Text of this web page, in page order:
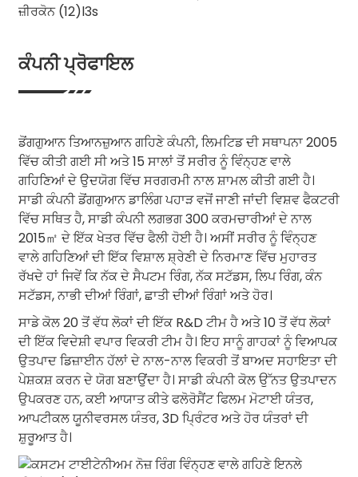
ਕੰਪਨੀ ਪ੍ਰੋਫਾਇਲ
ਡੋਂਗਗੁਆਨ ਤਿਆਨਜ਼ੁਆਨ ਗਹਿਣੇ ਕੰਪਨੀ, ਲਿਮਟਿਡ ਦੀ ਸਥਾਪਨਾ 2005
ਵਿੱਚ ਕੀਤੀ ਗਈ ਸੀ ਅਤੇ 15 ਸਾਲਾਂ ਤੋਂ ਸਰੀਰ ਨੂੰ ਵਿੰਨ੍ਹਣ ਵਾਲੇ
ਗਹਿਣਿਆਂ ਦੇ ਉਦਯੋਗ ਵਿੱਚ ਸਰਗਰਮੀ ਨਾਲ ਸ਼ਾਮਲ ਕੀਤੀ ਗਈ ਹੈ।
ਸਾਡੀ ਕੰਪਨੀ ਡੋਂਗਗੁਆਨ ਡਾਲਿੰਗ ਪਹਾੜ ਵਜੋਂ ਜਾਣੀ ਜਾਂਦੀ ਵਿਸ਼ਵ ਫੈਕਟਰੀ
ਵਿੱਚ ਸਥਿਤ ਹੈ, ਸਾਡੀ ਕੰਪਨੀ ਲਗਭਗ 300 ਕਰਮਚਾਰੀਆਂ ਦੇ ਨਾਲ
2015㎡ ਦੇ ਇੱਕ ਖੇਤਰ ਵਿੱਚ ਫੈਲੀ ਹੋਈ ਹੈ। ਅਸੀਂ ਸਰੀਰ ਨੂੰ ਵਿੰਨ੍ਹਣ
ਵਾਲੇ ਗਹਿਣਿਆਂ ਦੀ ਇੱਕ ਵਿਸ਼ਾਲ ਸ਼੍ਰੇਣੀ ਦੇ ਨਿਰਮਾਣ ਵਿੱਚ ਮੁਹਾਰਤ
ਰੱਖਦੇ ਹਾਂ ਜਿਵੇਂ ਕਿ ਨੱਕ ਦੇ ਸੈਪਟਮ ਰਿੰਗ, ਨੱਕ ਸਟੱਡਸ, ਲਿਪ ਰਿੰਗ, ਕੰਨ
ਸਟੱਡਸ, ਨਾਭੀ ਦੀਆਂ ਰਿੰਗਾਂ, ਛਾਤੀ ਦੀਆਂ ਰਿੰਗਾਂ ਅਤੇ ਹੋਰ।
ਸਾਡੇ ਕੋਲ 20 ਤੋਂ ਵੱਧ ਲੋਕਾਂ ਦੀ ਇੱਕ R&D ਟੀਮ ਹੈ ਅਤੇ 10 ਤੋਂ ਵੱਧ ਲੋਕਾਂ
ਦੀ ਇੱਕ ਵਿਦੇਸ਼ੀ ਵਪਾਰ ਵਿਕਰੀ ਟੀਮ ਹੈ। ਇਹ ਸਾਨੂੰ ਗਾਹਕਾਂ ਨੂੰ ਵਿਆਪਕ
ਉਤਪਾਦ ਡਿਜ਼ਾਈਨ ਹੱਲਾਂ ਦੇ ਨਾਲ-ਨਾਲ ਵਿਕਰੀ ਤੋਂ ਬਾਅਦ ਸਹਾਇਤਾ ਦੀ
ਪੇਸ਼ਕਸ਼ ਕਰਨ ਦੇ ਯੋਗ ਬਣਾਉਂਦਾ ਹੈ। ਸਾਡੀ ਕੰਪਨੀ ਕੋਲ ਉੱਨਤ ਉਤਪਾਦਨ
ਉਪਕਰਣ ਹਨ, ਕਈ ਆਯਾਤ ਕੀਤੇ ਫਲੋਰੋਸੈਂਟ ਫਿਲਮ ਮੋਟਾਈ ਯੰਤਰ,
ਆਪਟੀਕਲ ਯੂਨੀਵਰਸਲ ਯੰਤਰ, 3D ਪ੍ਰਿੰਟਰ ਅਤੇ ਹੋਰ ਯੰਤਰਾਂ ਦੀ
ਸ਼ੁਰੂਆਤ ਹੈ।